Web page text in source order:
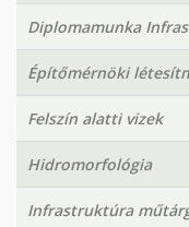
Diplomamunka
Építőmérnöki
Felszín alatti vizek
Hidromorfológia
Infrastruktúra